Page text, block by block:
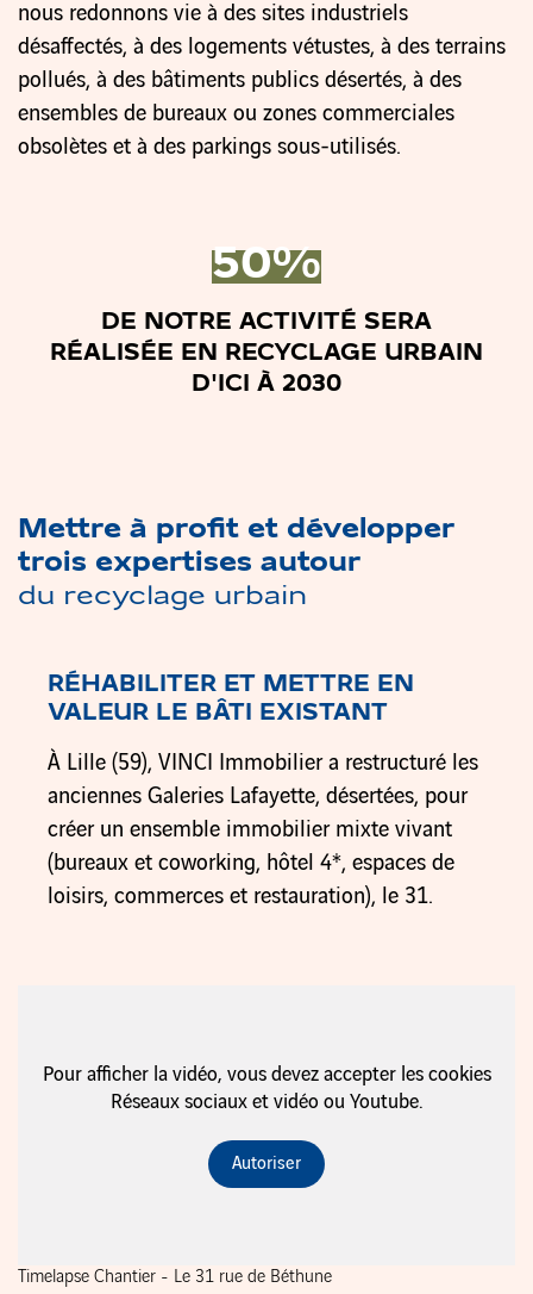
nous redonnons vie à des sites industriels
désaffectés, à des logements vétustes, à des terrains
pollués, à des bâtiments publics désertés, à des
ensembles de bureaux ou zones commerciales
obsolètes et à des parkings sous-utilisés.
50%
DE NOTRE ACTIVITÉ SERA
RÉALISÉE EN RECYCLAGE URBAIN
D'ICI À 2030
Mettre à profit et développer
trois expertises autour
du recyclage urbain
Pour afficher la vidéo, vous devez accepter les cookies
Réseaux sociaux et vidéo ou Youtube.
Autoriser
Timelapse Chantier - Le 31 rue de Béthune
RÉHABILITER ET METTRE EN
VALEUR LE BÂTI EXISTANT
À Lille (59), VINCI Immobilier a restructuré les
anciennes Galeries Lafayette, désertées, pour
créer un ensemble immobilier mixte vivant
(bureaux et coworking, hôtel 4*, espaces de
loisirs, commerces et restauration), le 31.